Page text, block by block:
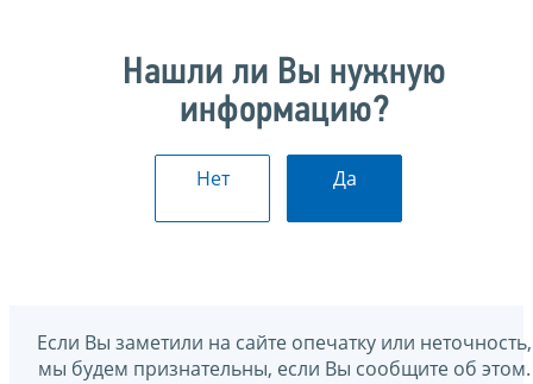
Нашли ли Вы нужную
информацию?
Нет Да
Если Вы заметили на сайте опечатку или неточность,
мы будем признательны, если Вы сообщите об этом.